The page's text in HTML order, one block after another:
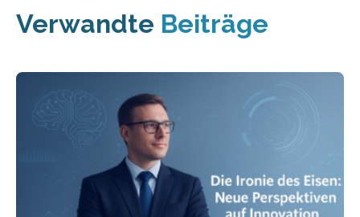
Verwandte Beiträge